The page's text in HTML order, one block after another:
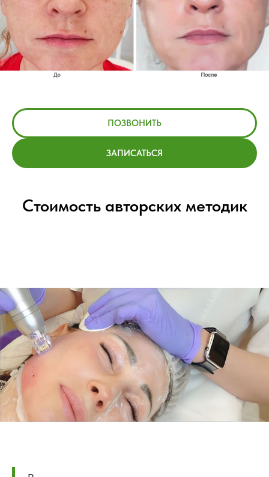
ПОЗВОНИТЬ
ЗАПИСАТЬСЯ
Стоимость авторских методик